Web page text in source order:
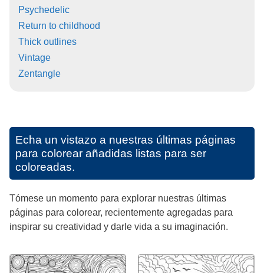
Psychedelic
Return to childhood
Thick outlines
Vintage
Zentangle
Echa un vistazo a nuestras últimas páginas
para colorear añadidas listas para ser
coloreadas.
Tómese un momento para explorar nuestras últimas
páginas para colorear, recientemente agregadas para
inspirar su creatividad y darle vida a su imaginación.